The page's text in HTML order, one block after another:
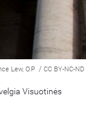
Lew, O.P / CC BY-NC-ND
Visuotinės